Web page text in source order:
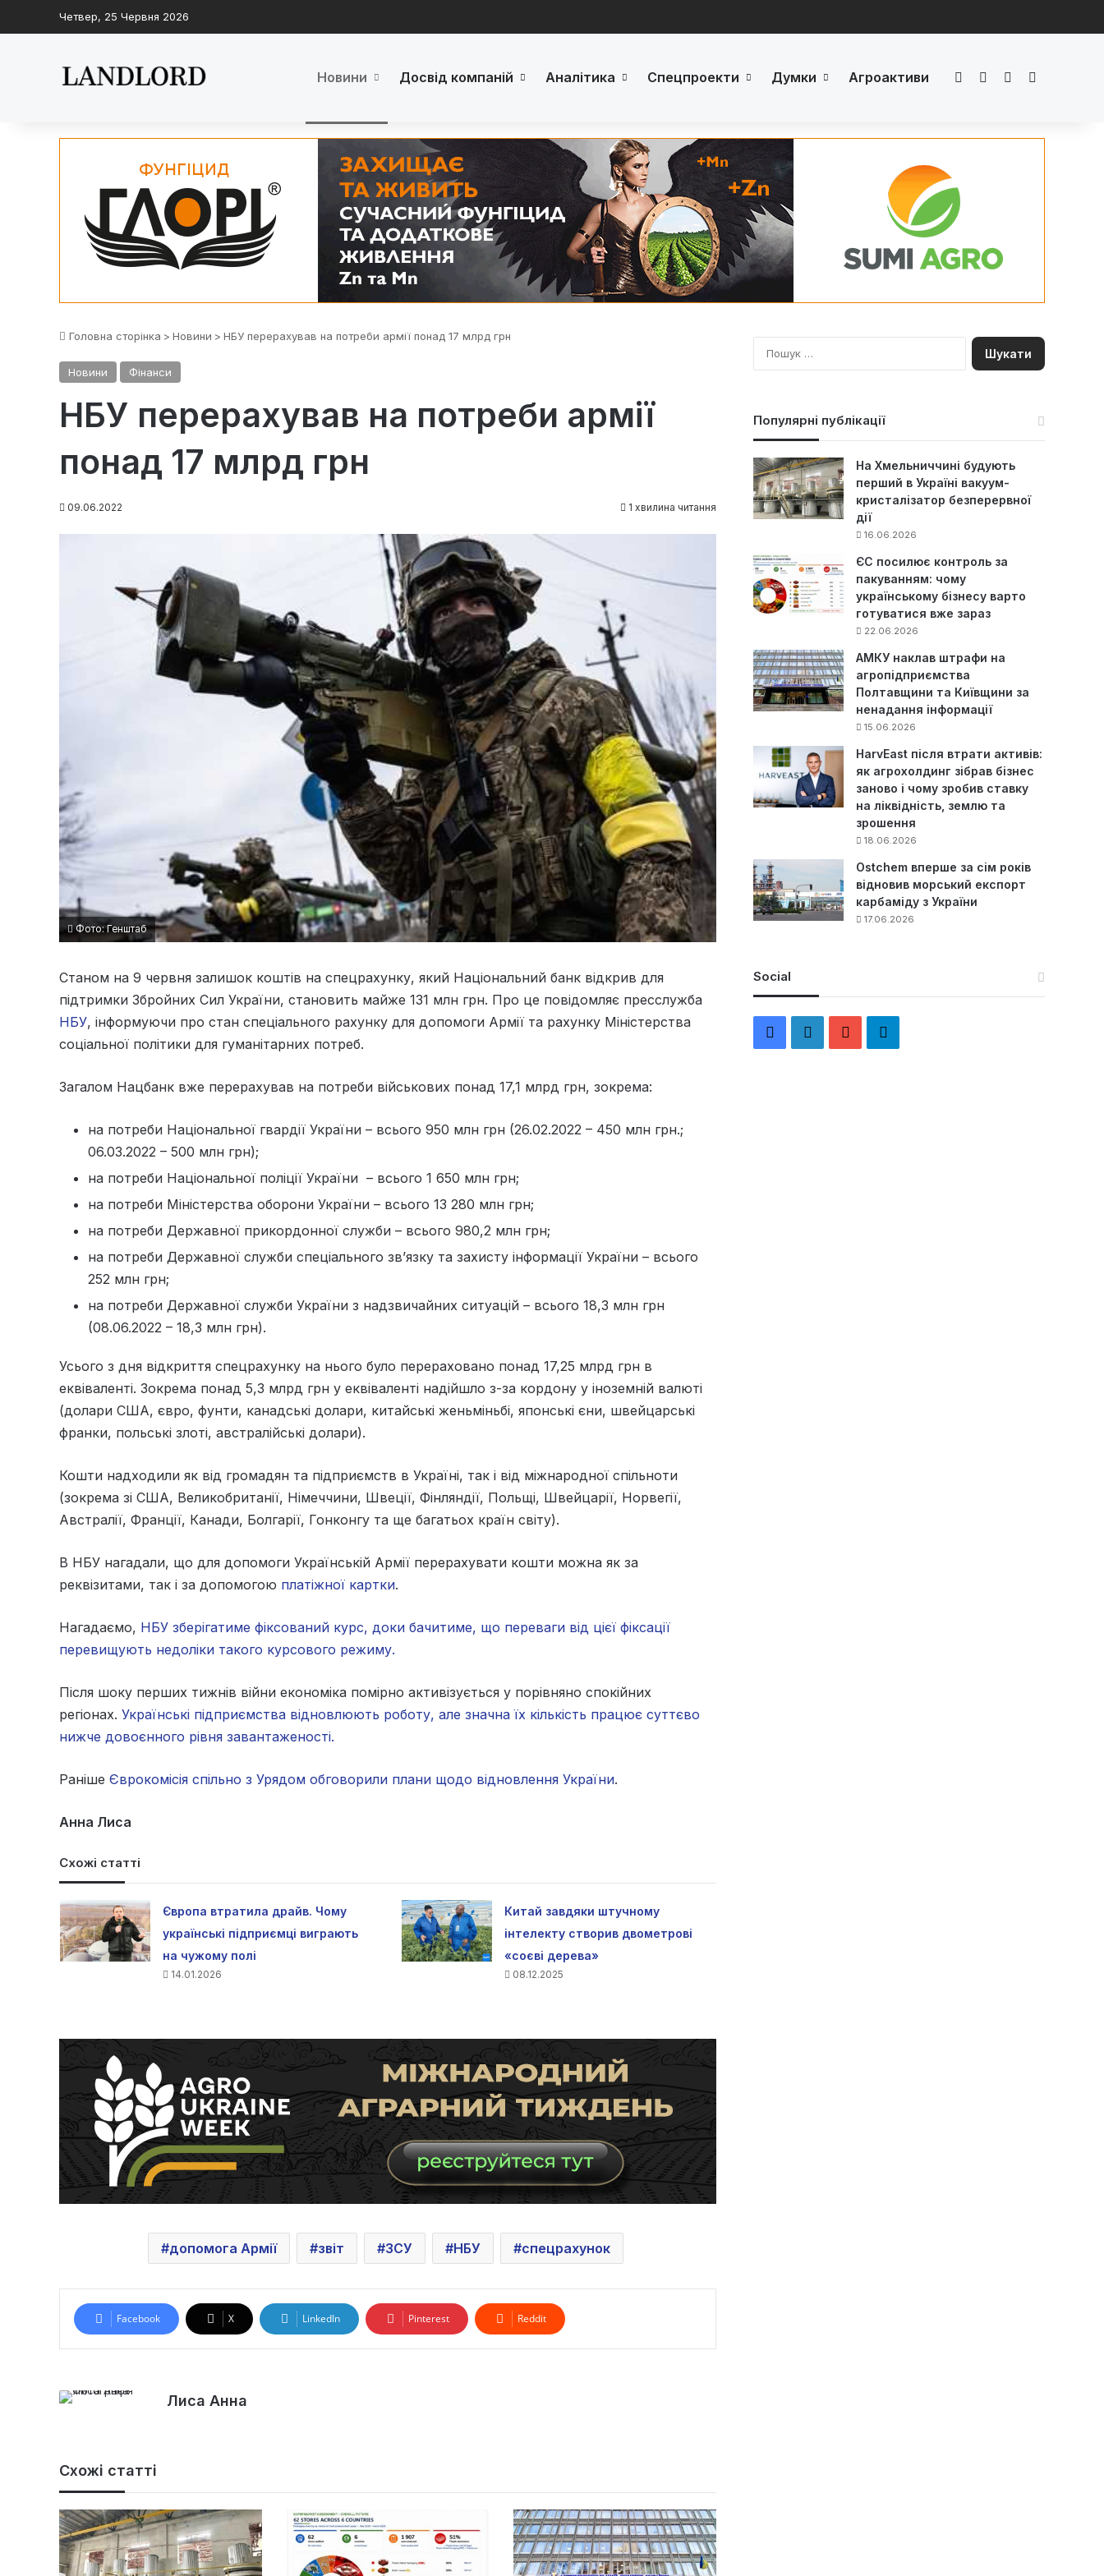
Четвер, 25 Червня 2026
Новини Досвід компаній Аналітика Спецпроекти Думки Агроактиви FacebookLinkedInYouTube
Головна сторінка > Новини > НБУ перерахував на потреби армії понад 17 млрд грн
Новини Фінанси
НБУ перерахував на потреби армії
понад 17 млрд грн
09.06.2022 1 хвилина читання
Фото: Генштаб
Станом на 9 червня залишок коштів на спецрахунку, який Національний банк відкрив для
підтримки Збройних Сил України, становить майже 131 млн грн. Про це повідомляє пресслужба
НБУ, інформуючи про стан спеціального рахунку для допомоги Армії та рахунку Міністерства
соціальної політики для гуманітарних потреб.
Загалом Нацбанк вже перерахував на потреби військових понад 17,1 млрд грн, зокрема:
на потреби Національної гвардії України – всього 950 млн грн (26.02.2022 – 450 млн грн.;
06.03.2022 – 500 млн грн);
на потреби Національної поліції України – всього 1 650 млн грн;
на потреби Міністерства оборони України – всього 13 280 млн грн;
на потреби Державної прикордонної служби – всього 980,2 млн грн;
на потреби Державної служби спеціального зв’язку та захисту інформації України – всього
252 млн грн;
на потреби Державної служби України з надзвичайних ситуацій – всього 18,3 млн грн
(08.06.2022 – 18,3 млн грн).
Усього з дня відкриття спецрахунку на нього було перераховано понад 17,25 млрд грн в
еквіваленті. Зокрема понад 5,3 млрд грн у еквіваленті надійшло з-за кордону у іноземній валюті
(долари США, євро, фунти, канадські долари, китайські женьміньбі, японські єни, швейцарські
франки, польські злоті, австралійські долари).
Кошти надходили як від громадян та підприємств в Україні, так і від міжнародної спільноти
(зокрема зі США, Великобританії, Німеччини, Швеції, Фінляндії, Польщі, Швейцарії, Норвегії,
Австралії, Франції, Канади, Болгарії, Гонконгу та ще багатьох країн світу).
В НБУ нагадали, що для допомоги Українській Армії перерахувати кошти можна як за
реквізитами, так і за допомогою платіжної картки.
Нагадаємо, НБУ зберігатиме фіксований курс, доки бачитиме, що переваги від цієї фіксації
перевищують недоліки такого курсового режиму.
Після шоку перших тижнів війни економіка помірно активізується у порівняно спокійних
регіонах. Українські підприємства відновлюють роботу, але значна їх кількість працює суттєво
нижче довоєнного рівня завантаженості.
Раніше Єврокомісія спільно з Урядом обговорили плани щодо відновлення України.
Анна Лиса
Схожі статті
Європа втратила драйв. Чому
українські підприємці виграють
на чужому полі
14.01.2026
Китай завдяки штучному
інтелекту створив двометрові
«соєві дерева»
08.12.2025
допомога Армії звіт ЗСУ НБУ спецрахунок
Facebook X LinkedIn Pinterest Reddit
Лиса Анна
Схожі статті
П
о
Популярні публікації
На Хмельниччині будують
перший в Україні вакуум-
кристалізатор безперервної
дії
16.06.2026
ЄС посилює контроль за
пакуванням: чому
українському бізнесу варто
готуватися вже зараз
22.06.2026
АМКУ наклав штрафи на
агропідприємства
Полтавщини та Київщини за
ненадання інформації
15.06.2026
HarvEast після втрати активів:
як агрохолдинг зібрав бізнес
заново і чому зробив ставку
на ліквідність, землю та
зрошення
18.06.2026
Ostchem вперше за сім років
відновив морський експорт
карбаміду з України
17.06.2026
Social